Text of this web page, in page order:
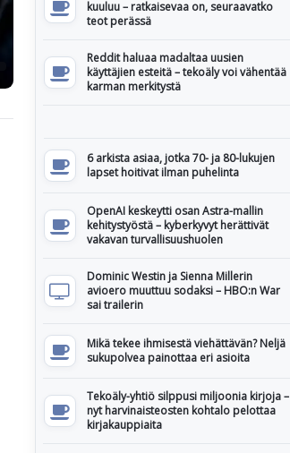
kuuluu – ratkaisevaa on, seuraavatko
teot perässä
Reddit haluaa madaltaa uusien
käyttäjien esteitä – tekoäly voi vähentää
karman merkitystä
6 arkista asiaa, jotka 70- ja 80-lukujen
lapset hoitivat ilman puhelinta
OpenAI keskeytti osan Astra-mallin
kehitystyöstä – kyberkyvyt herättivät
vakavan turvallisuushuolen
Dominic Westin ja Sienna Millerin
avioero muuttuu sodaksi – HBO:n War
sai trailerin
Mikä tekee ihmisestä viehättävän? Neljä
sukupolvea painottaa eri asioita
Tekoäly-yhtiö silppusi miljoonia kirjoja –
nyt harvinaisteosten kohtalo pelottaa
kirjakauppiaita